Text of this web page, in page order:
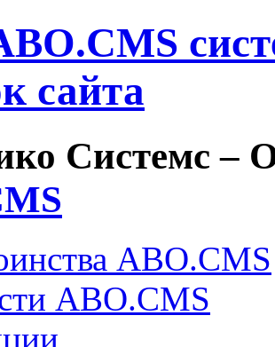
сайта
Системс –
ABO.CMS
ABO.CMS